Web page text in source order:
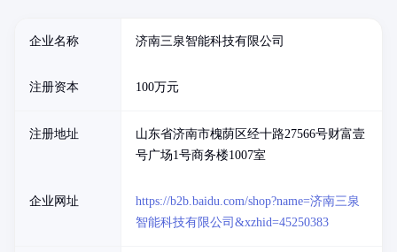
企业名称 济南三泉智能科技有限公司
注册资本 100万元
注册地址
山东省济南市槐荫区经十路27566号财富壹
号广场1号商务楼1007室
企业网址
https://b2b.baidu.com/shop?name=济南三泉
智能科技有限公司&xzhid=45250383